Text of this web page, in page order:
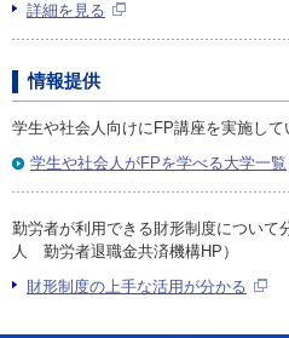
詳細を見る
情報提供
学生や社会人向けにFP講座を実施し
学生や社会人がFPを学べる大学一覧
勤労者が利用できる財形制度について
人 勤労者退職金共済機構HP）
財形制度の上手な活用が分かる